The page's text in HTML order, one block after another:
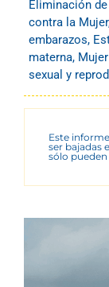
Eliminación
contra la Mujer
embarazos,
materna,
sexual y
Este
ser bajadas
sólo